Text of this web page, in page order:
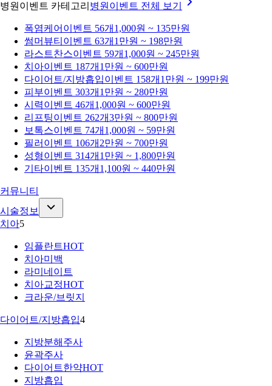
병원이벤트 카테고리 병원이벤트 전체 보기
폭염케어 이벤트 56개 1,000원 ~ 135만원
썸머뷰티 이벤트 63개 1만원 ~ 198만원
라스트찬스이벤트 59개 1,000원 ~ 245만원
치아이벤트 187개 1만원 ~ 600만원
다이어트/지방흡입이벤트 158개 1만원 ~ 199만원
피부이벤트 303개 1만원 ~ 280만원
시력이벤트 46개 1,000원 ~ 600만원
리프팅이벤트 262개3만원 ~ 800만원
보톡스이벤트 74개 1,000원 ~ 59만원
필러 이벤트 106개 2만원 ~ 700만원
성형이벤트 314개 1만원 ~ 1,800만원
기타이벤트 135개 1,100원 ~ 440만원
커뮤니티
시술정보
치아5
임플란트HOT
치아미백
라미네이트
치아교정HOT
크라운/브릿지
다이어트/지방흡입4
지방분해주사
윤곽주사
다이어트한약HOT
지방흡입